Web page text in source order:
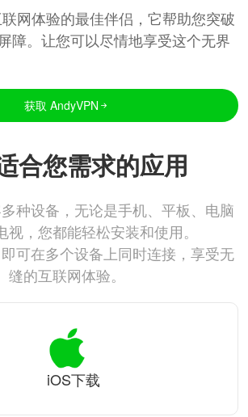
网体验的最佳伴侣，它帮助您突破
障。让您可以尽情地享受这个无界
获取 AndyVPN
合您需求的应用
种设备，无论是手机、平板、电脑
视，您都能轻松安装和使用。
可在多个设备上同时连接，享受无
缝的互联网体验。
iOS下载